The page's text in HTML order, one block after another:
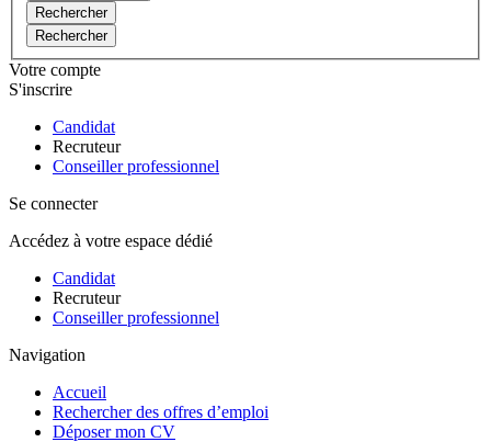
Rechercher
Rechercher
Votre compte
S'inscrire
Candidat
Recruteur
Conseiller professionnel
Se connecter
Accédez à votre espace dédié
Candidat
Recruteur
Conseiller professionnel
Navigation
Accueil
Rechercher des offres d’emploi
Déposer mon CV